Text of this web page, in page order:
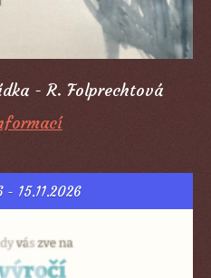
- R. Folprechtová
- 15.11.2026